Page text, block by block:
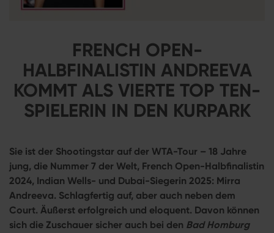
FRENCH OPEN-
HALBFINALISTIN ANDREEVA
KOMMT ALS VIERTE TOP TEN-
SPIELERIN IN DEN KURPARK
Sie ist der Shootingstar auf der WTA-Tour – 18 Jahre
jung, die Nummer 7 der Welt, French Open-Halbfinalistin
2024, Indian Wells- und Dubai-Siegerin 2025: Mirra
Andreeva. Schlagfertig auf, aber auch neben dem
Court. Äußerst erfolgreich und eloquent. Davon können
sich die Zuschauer sicher auch bei den Bad Homburg